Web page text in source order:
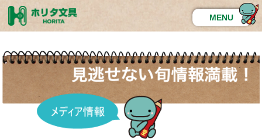
MENU